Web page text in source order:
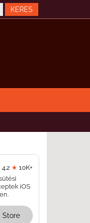
4.2 ★ 10K+
iOS
Store